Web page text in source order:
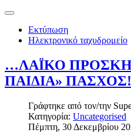
Εκτύπωση
Ηλεκτρονικό ταχυδρομείο
…ΛΑΪΚΟ
ΠΑΙΔΙΑ» ΠΑΣΧΟΣ!
Γράφτηκε από τον/την
Κατηγορία: Uncategorised
Πέμπτη, 30 Δεκεμβρίου